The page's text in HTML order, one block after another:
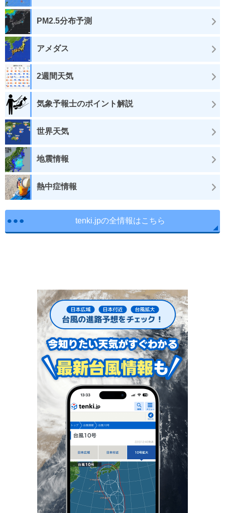
PM2.5分布予測
アメダス
2週間天気
気象予報士のポイント解説
世界天気
地震情報
熱中症情報
tenki.jpの全情報はこちら